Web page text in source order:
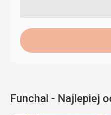
Funchal - Najlepiej